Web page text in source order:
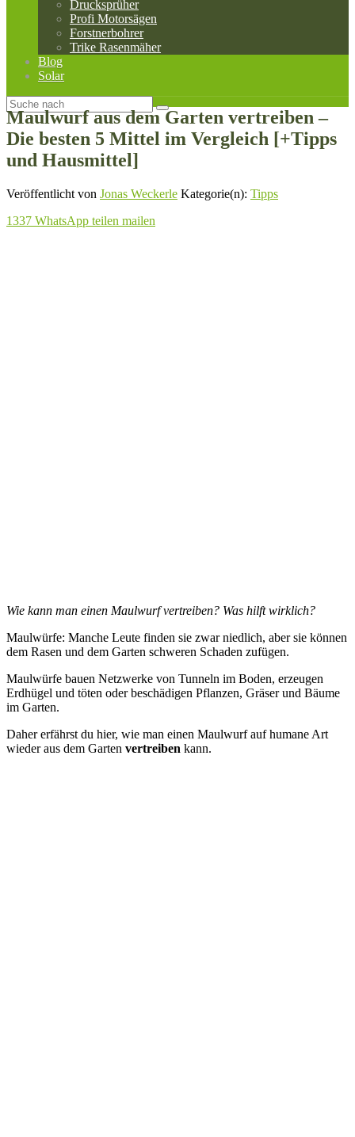
Drucksprüher
Profi Motorsägen
Forstnerbohrer
Trike Rasenmäher
Blog
Solar
Maulwurf aus dem Garten vertreiben –
Die besten 5 Mittel im Vergleich [+Tipps
und Hausmittel]
Veröffentlicht von Jonas Weckerle Kategorie(n): Tipps
1337 WhatsApp teilen mailen
Wie kann man einen Maulwurf vertreiben? Was hilft wirklich?
Maulwürfe: Manche Leute finden sie zwar niedlich, aber sie können
dem Rasen und dem Garten schweren Schaden zufügen.
Maulwürfe bauen Netzwerke von Tunneln im Boden, erzeugen
Erdhügel und töten oder beschädigen Pflanzen, Gräser und Bäume
im Garten.
Daher erfährst du hier, wie man einen Maulwurf auf humane Art
wieder aus dem Garten vertreiben kann.